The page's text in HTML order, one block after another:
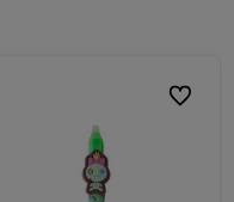
Do
Do